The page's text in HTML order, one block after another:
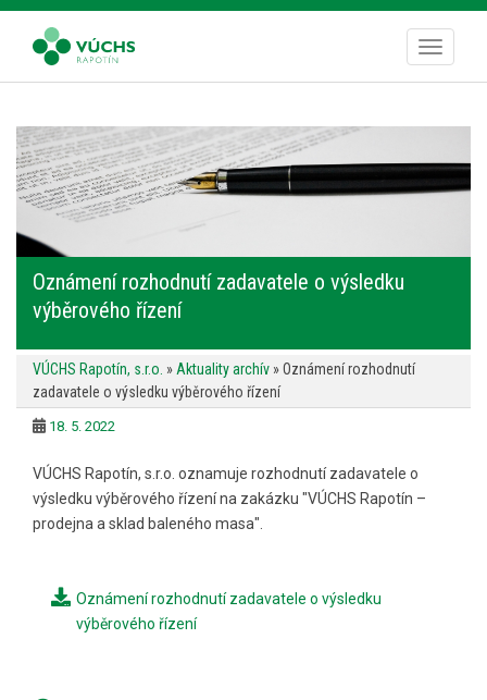
S
p
Oznámení rozhodnutí zadavatele o výsledku
výběrového řízení
VÚCHS Rapotín, s.r.o. » Aktuality archív »Oznámení rozhodnutí
zadavatele o výsledku výběrového řízení
18. 5. 2022
VÚCHS Rapotín, s.r.o. oznamuje rozhodnutí zadavatele o
výsledku výběrového řízení na zakázku "VÚCHS Rapotín –
prodejna a sklad baleného masa".
Oznámení rozhodnutí zadavatele o výsledku
výběrového řízení